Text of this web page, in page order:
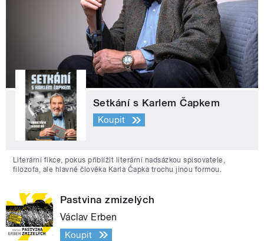
Setkání s Karlem Čapkem
Koupit
Literární fikce, pokus přiblížit literární nadsázkou spisovatele,
filozofa, ale hlavně člověka Karla Čapka trochu jinou formou.
Pastvina zmizelých
Václav Erben
Koupit